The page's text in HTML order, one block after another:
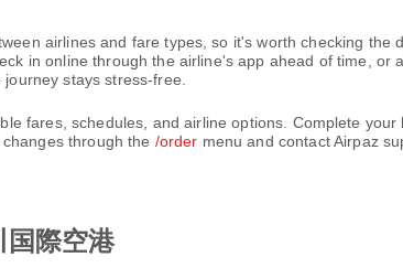
airlines and fare types, so it's worth checking the
in online through the airline's app ahead of time, or
stays stress-free.
fares, schedules, and airline options. Complete your
through the /order menu and contact Airpaz
際空港